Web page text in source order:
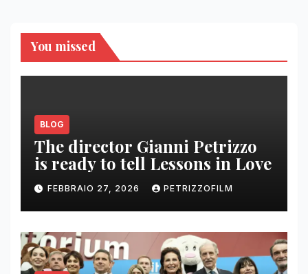
You missed
BLOG
The director Gianni Petrizzo
is ready to tell Lessons in Love
FEBBRAIO 27, 2026 PETRIZZOFILM